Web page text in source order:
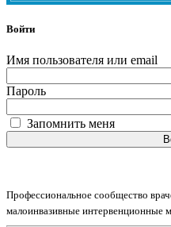
Войти
Имя пользователя или email
Пароль
Запомнить меня
Профессиональное сообщество
малоинвазивные интервенционные